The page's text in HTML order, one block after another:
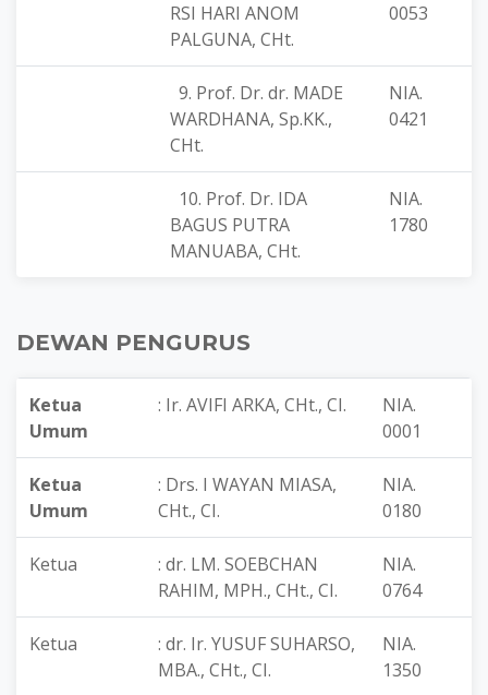
RSI HARI ANOM
PALGUNA, CHt.
0053
9. Prof. Dr. dr. MADE
WARDHANA, Sp.KK.,
CHt.
NIA.
0421
10. Prof. Dr. IDA
BAGUS PUTRA
MANUABA, CHt.
NIA.
1780
DEWAN PENGURUS
Ketua
Umum
: Ir. AVIFI ARKA, CHt., CI.
NIA.
0001
Ketua
Umum
: Drs. I WAYAN MIASA,
CHt., CI.
NIA.
0180
Ketua
: dr. LM. SOEBCHAN
RAHIM, MPH., CHt., CI.
NIA.
0764
Ketua
: dr. Ir. YUSUF SUHARSO,
MBA., CHt., CI.
NIA.
1350